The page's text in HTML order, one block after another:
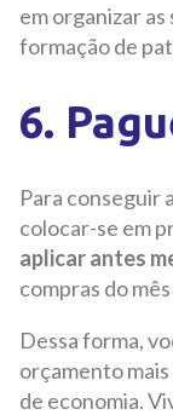
em organizar as
formação de
6.
Para conseguir
colocar-se em
aplicar antes
compras do
Dessa forma,
orçamento
de economia.